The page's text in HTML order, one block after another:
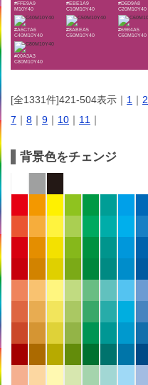
#FFE9A9
M10Y40
#EBE1A9
C10M10Y40
#D6D9A8
C20M10Y40
#A6C7A6
C40M10Y40
#8ABEA5
C50M10Y40
#69B4A5
C60M10Y40
#00A3A3
C80M10Y40
[全1331件]421-504表示｜ 1 ｜ 2
7 ｜ 8 ｜ 9 ｜ 10 ｜ 11 ｜
背景色をチェンジ